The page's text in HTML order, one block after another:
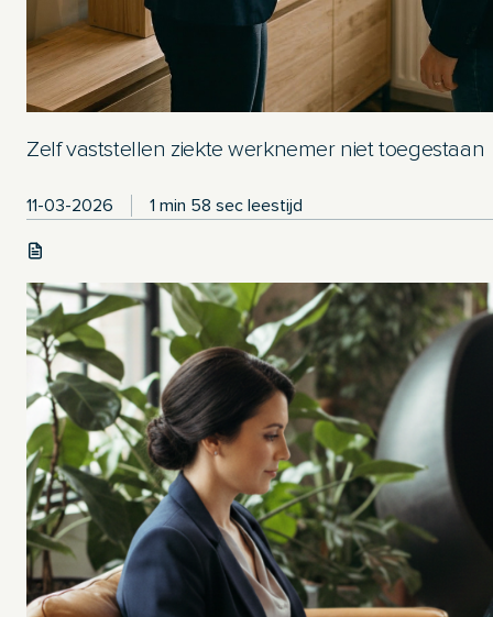
Zelf vaststellen ziekte werknemer niet toegestaan
11-03-2026 1 min 58 sec leestijd